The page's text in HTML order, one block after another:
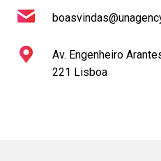
Av. Engenheiro
221 Lisboa